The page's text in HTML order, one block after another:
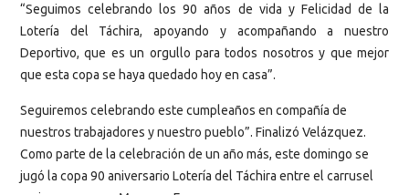
“Seguimos celebrando los 90 años de vida y Felicidad de la
Lotería del Táchira, apoyando y acompañando a nuestro
Deportivo, que es un orgullo para todos nosotros y que mejor
que esta copa se haya quedado hoy en casa”.
Seguiremos celebrando este cumpleaños en compañía de
nuestros trabajadores y nuestro pueblo”. Finalizó Velázquez.
Como parte de la celebración de un año más, este domingo se
jugó la copa 90 aniversario Lotería del Táchira entre el carrusel